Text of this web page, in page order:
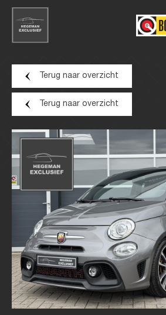
Home
Over ons
Verkocht
Contact
Terug naar overzicht
Terug naar overzicht